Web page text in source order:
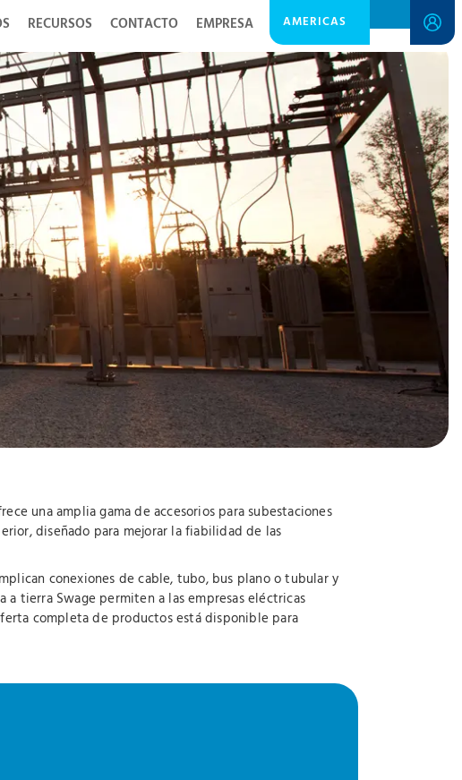
RECURSOS CONTACTO EMPRESA AMERICAS
una amplia gama de accesorios para subestaciones
diseñado para mejorar la fiabilidad de las
conexiones de cable, tubo, bus plano o tubular y
tierra Swage permiten a las empresas eléctricas
completa de productos está disponible para